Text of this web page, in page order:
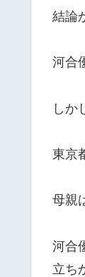
結論
河合
しか
東京
母親
河合
立ち